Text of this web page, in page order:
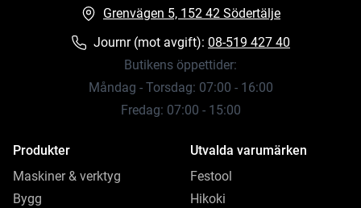
Grenvägen 5, 152 42 Södertälje
Journr (mot avgift): 08-519 427 40
Butikens öppettider:
Måndag - Torsdag: 07:00 - 16:00
Fredag: 07:00 - 15:00
Produkter
Maskiner & verktyg
Bygg
Utvalda varumärken
Festool
Hikoki